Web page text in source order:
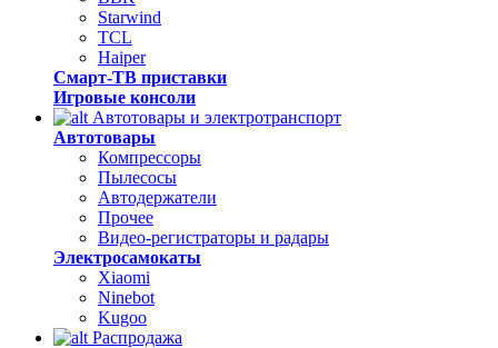
Starwind
TCL
Haiper
Смарт-ТВ приставки
Игровые консоли
Автотовары и электротранспорт
Автотовары
Компрессоры
Пылесосы
Автодержатели
Прочее
Видео-регистраторы и радары
Электросамокаты
Xiaomi
Ninebot
Kugoo
Распродажа